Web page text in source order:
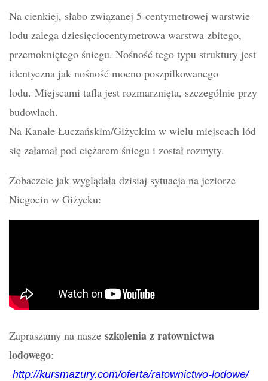
Na cienkiej, słabo związanej 5-centymetrowej warstwie
lodu zalega dziesięciocentymetrowa warstwa zbitego,
przemokniętego śniegu. Nośność tego typu struktury jest
identyczna jak nośność mocno poszpilkowanego
lodu. Miejscami tafla jest rozmarznięta, szczególnie przy
budowlach.
Na Kanale Łuczańskim/Giżyckim w wielu miejscach lód
się załamał pod ciężarem śniegu i został rozmyty.
Zobaczcie jak wyglądała dzisiaj sytuacja na jeziorze
Niegocin w Giżycku:
Zapraszamy na nasze szkolenia z ratownictwa
lodowego:
http://kursmazury.com/oferta/ratownictwo-lodowe/